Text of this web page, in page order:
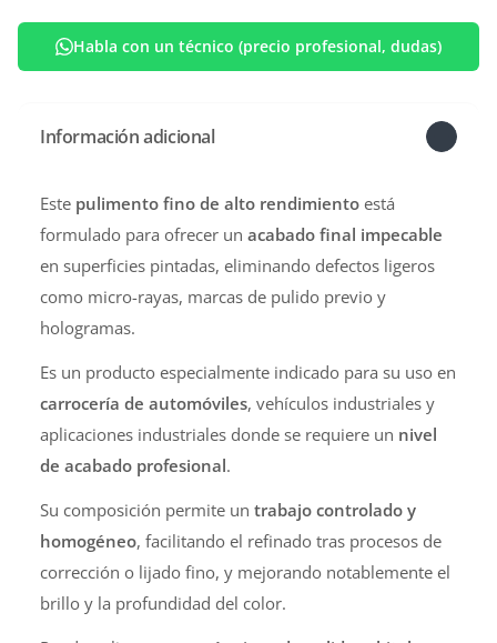
Habla con un técnico (precio profesional, dudas)
Información adicional
Este pulimento fino de alto rendimiento está
formulado para ofrecer un acabado final impecable
en superficies pintadas, eliminando defectos ligeros
como micro-rayas, marcas de pulido previo y
hologramas.
Es un producto especialmente indicado para su uso en
carrocería de automóviles, vehículos industriales y
aplicaciones industriales donde se requiere un nivel
de acabado profesional.
Su composición permite un trabajo controlado y
homogéneo, facilitando el refinado tras procesos de
corrección o lijado fino, y mejorando notablemente el
brillo y la profundidad del color.